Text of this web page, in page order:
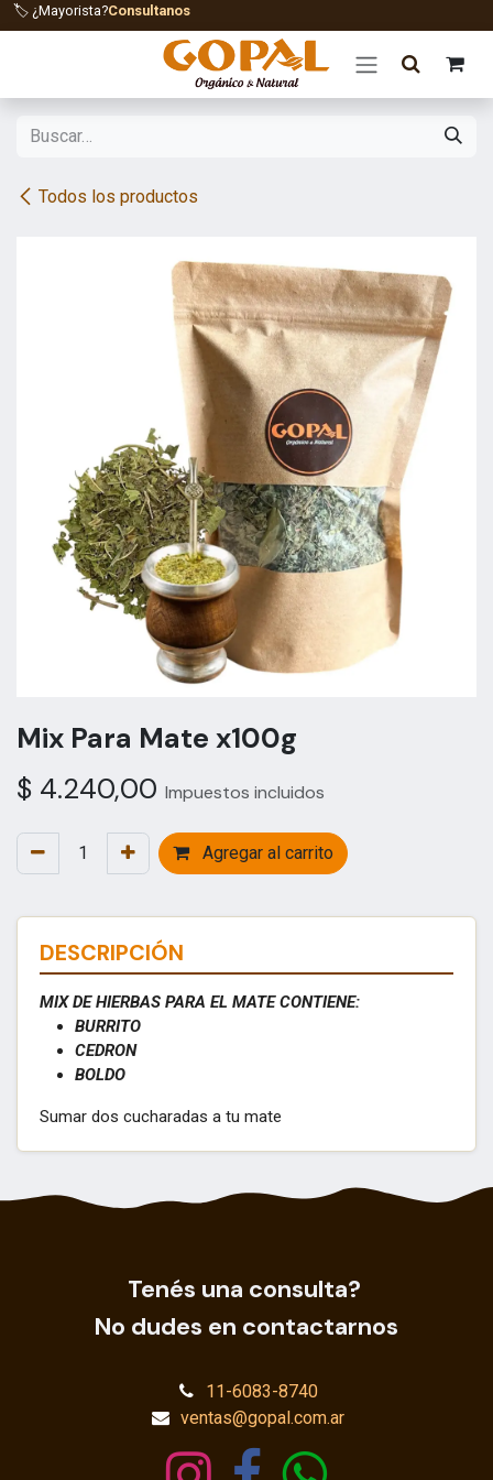
Ir al contenido
🏷️ ¿Mayorista?Consultanos
Todos los productos
Mix Para Mate x100g
$ 4.240,00 Impuestos incluidos
Agregar al carrito
DESCRIPCIÓN
MIX DE HIERBAS PARA EL MATE CONTIENE:
BURRITO
CEDRON
BOLDO
Sumar dos cucharadas a tu mate
Tenés una consulta?
No dudes en contactarnos
11-6083-8740
ventas@gopal.com.ar